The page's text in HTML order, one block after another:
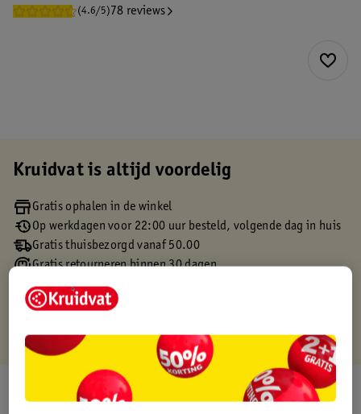
(4.6/5) 78 reviews
Kruidvat is altijd voordelig
Gratis ophalen in de winkel
Op werkdagen voor 22:00 uur besteld, volgende dag in huis
Gratis thuisbezorgd vanaf 50.00
Gratis retourneren binnen 30 dagen
Gratis punten met je Kruidvat kaart
Over dit product